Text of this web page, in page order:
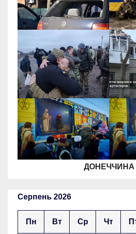
ДОНЕЧЧИНА
Серпень 2026
Пн Вт Ср Чт